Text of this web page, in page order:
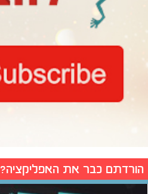
הורדתם כבר את האפליקציה?